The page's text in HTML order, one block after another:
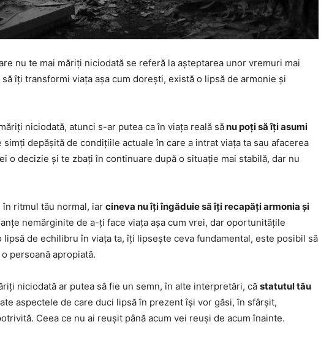
nu te mai măriți niciodată se referă la așteptarea unor vremuri mai
îți transformi viața așa cum dorești, există o lipsă de armonie și
niciodată, atunci s-ar putea ca în viața reală sănu poți să îți asumi
simți depășită de condițiile actuale în care a intrat viața ta sau afacerea
o decizie și te zbați în continuare după o situație mai stabilă, dar nu
ritmul tău normal, iar cineva nu îți îngăduie să îți recapăți armonia și
nemărginite de a-ți face viața așa cum vrei, dar oportunitățile
lipsă de echilibru în viața ta, îți lipsește ceva fundamental, este posibil să
persoană apropiată.
niciodată ar putea să fie un semn, în alte interpretări, că statutul tău
aspectele de care duci lipsă în prezent își vor găsi, în sfârșit,
Ceea ce nu ai reușit până acum vei reuși de acum înainte.